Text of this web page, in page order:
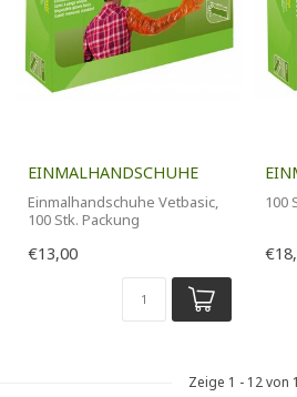
EINMALHANDSCHUHE
Einmalhandschuhe Vetbasic,
100 Stk. Packung
€13,00
100
Zeige 1 - 12von